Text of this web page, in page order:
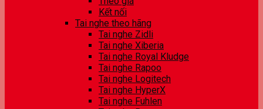
Kết nối
Tai nghe theo hãng
Tai nghe Zidli
Tai nghe Xiberia
Tai nghe Royal Kludge
Tai nghe Rapoo
Tai nghe Logitech
Tai nghe HyperX
Tai nghe Fuhlen